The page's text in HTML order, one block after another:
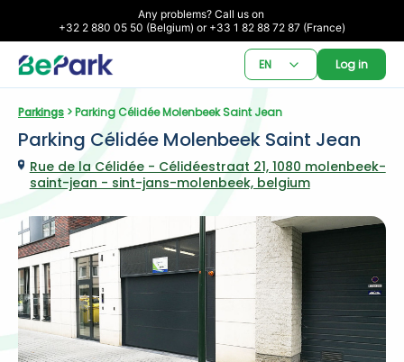
Any problems? Call us on
+32 2 880 05 50 (Belgium) or +33 1 82 88 72 87 (France)
EN Log in
Parkings > Parking Célidée Molenbeek Saint Jean
Parking Célidée Molenbeek Saint Jean
Rue de la Célidée - Célidéestraat 21, 1080 molenbeek-
saint-jean - sint-jans-molenbeek, belgium